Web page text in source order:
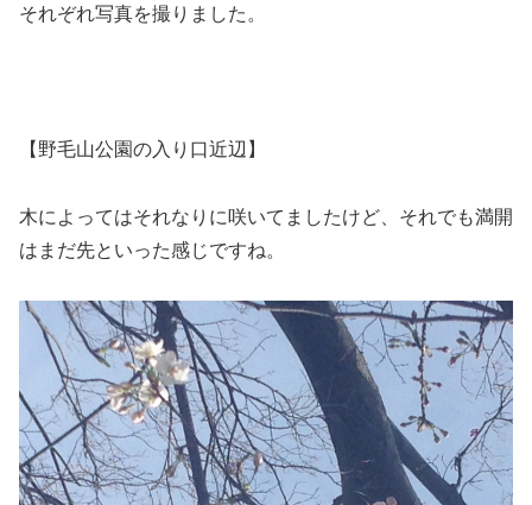
それぞれ写真を撮りました。
【野毛山公園の入り口近辺】
木によってはそれなりに咲いてましたけど、それでも満開
はまだ先といった感じですね。